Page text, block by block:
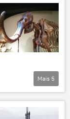
Mais 5